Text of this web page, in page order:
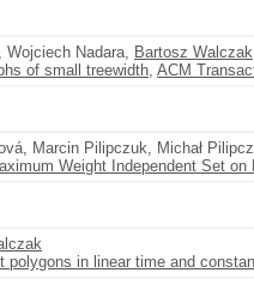
Wojciech Nadara, Bartosz Walczak
of small treewidth, ACM
Marcin Pilipczuk, Michał
Weight Independent Set on
polygons in linear time and